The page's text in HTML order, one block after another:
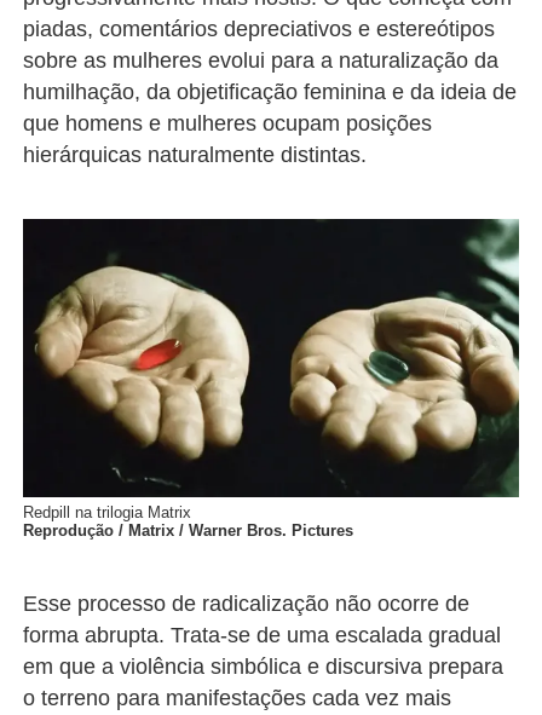
piadas, comentários depreciativos e estereótipos
sobre as mulheres evolui para a naturalização da
humilhação, da objetificação feminina e da ideia de
que homens e mulheres ocupam posições
hierárquicas naturalmente distintas.
Redpill na trilogia Matrix
Reprodução / Matrix / Warner Bros. Pictures
Esse processo de radicalização não ocorre de
forma abrupta. Trata-se de uma escalada gradual
em que a violência simbólica e discursiva prepara
o terreno para manifestações cada vez mais